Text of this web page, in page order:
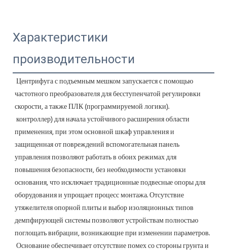
Характеристики
производительности
частотного преобразователя для бесступенчатой ​​регулировки
скорости, а также ПЛК (программируемой логики).
применения, при этом основной шкаф управления и
защищенная от повреждений вспомогательная панель
управления позволяют работать в обоих режимах для
повышения безопасности, без необходимости установки
основания, что исключает традиционные подвесные опоры для
оборудования и упрощает процесс монтажа. Отсутствие
утяжелителя опорной плиты и выбор изоляционных типов
демпфирующей системы позволяют устройствам полностью
поглощать вибрации, возникающие при изменении параметров.